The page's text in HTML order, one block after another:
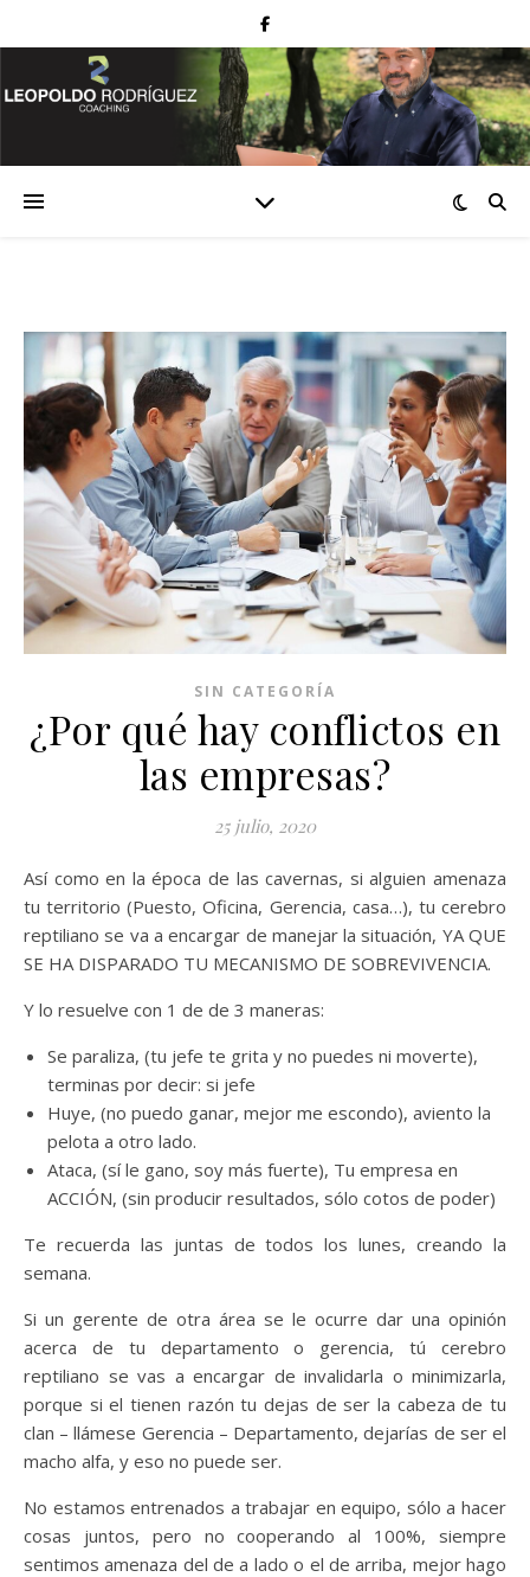
SIN CATEGORÍA
¿Por qué hay conflictos en
las empresas?
25 julio, 2020
Así como en la época de las cavernas, si alguien amenaza
tu territorio (Puesto, Oficina, Gerencia, casa…), tu cerebro
reptiliano se va a encargar de manejar la situación, YA QUE
SE HA DISPARADO TU MECANISMO DE SOBREVIVENCIA.
Y lo resuelve con 1 de de 3 maneras:
Se paraliza, (tu jefe te grita y no puedes ni moverte),
terminas por decir: si jefe
Huye, (no puedo ganar, mejor me escondo), aviento la
pelota a otro lado.
Ataca, (sí le gano, soy más fuerte), Tu empresa en
ACCIÓN, (sin producir resultados, sólo cotos de poder)
Te recuerda las juntas de todos los lunes, creando la
semana.
Si un gerente de otra área se le ocurre dar una opinión
acerca de tu departamento o gerencia, tú cerebro
reptiliano se vas a encargar de invalidarla o minimizarla,
porque si el tienen razón tu dejas de ser la cabeza de tu
clan – llámese Gerencia – Departamento, dejarías de ser el
macho alfa, y eso no puede ser.
No estamos entrenados a trabajar en equipo, sólo a hacer
cosas juntos, pero no cooperando al 100%, siempre
sentimos amenaza del de a lado o el de arriba, mejor hago